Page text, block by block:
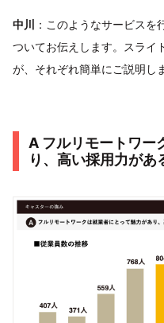
中川
：このようなサービスを
ついてお伝えします。スライ
が、それぞれ簡単にご説明し
A フルリモートワー
り、高い採用力があ